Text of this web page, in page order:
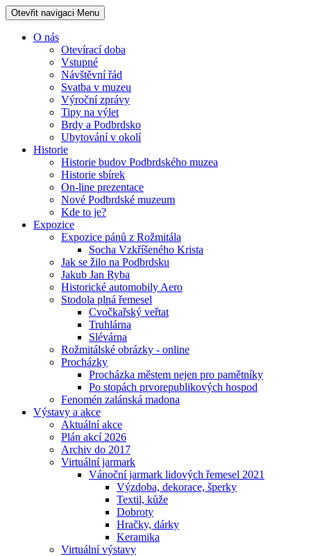
Otevřit navigaci Menu
O nás
Otevírací doba
Vstupné
Návštěvní řád
Svatba v muzeu
Výroční zprávy
Tipy na výlet
Brdy a Podbrdsko
Ubytování v okolí
Historie
Historie budov Podbrdského muzea
Historie sbírek
On-line prezentace
Nové Podbrdské muzeum
Kde to je?
Expozice
Expozice pánů z Rožmitála
Socha Vzkříšeného Krista
Jak se žilo na Podbrdsku
Jakub Jan Ryba
Historické automobily Aero
Stodola plná řemesel
Cvočkařský veřtat
Truhlárna
Slévárna
Rožmitálské obrázky - online
Procházky
Procházka městem nejen pro pamětníky
Po stopách prvorepublikových hospod
Fenomén zalánská madona
Výstavy a akce
Aktuální akce
Plán akcí 2026
Archiv do 2017
Virtuální jarmark
Vánoční jarmark lidových řemesel 2021
Výzdoba, dekorace, šperky
Textil, kůže
Dobroty
Hračky, dárky
Keramika
Virtuální výstavy